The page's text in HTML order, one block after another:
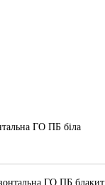
ГО ПБ біла